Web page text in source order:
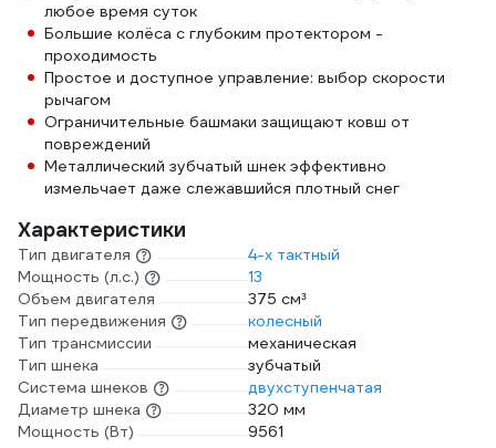
любое время суток
Большие колёса с глубоким протектором -
проходимость
Простое и доступное управление: выбор скорости
рычагом
Ограничительные башмаки защищают ковш от
повреждений
Металлический зубчатый шнек эффективно
измельчает даже слежавшийся плотный снег
Характеристики
Тип двигателя
4-х тактный
Мощность (л.с.)
13
Объем двигателя
375 см³
Тип передвижения
колесный
Тип трансмиссии
механическая
Тип шнека
зубчатый
Система шнеков
двухступенчатая
Диаметр шнека
320 мм
Мощность (Вт)
9561